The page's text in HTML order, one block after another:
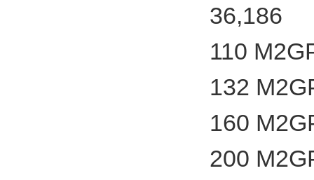
36,186
110
132
160
200